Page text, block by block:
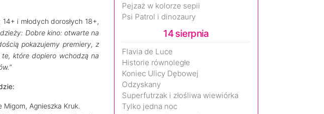
i młodych dorosłych 18+,
Dobre kino: otwarte na
pokazujemy premiery, z
które dopiero wchodzą na
”
Agnieszka Kruk.
Pejzaż w kolorze sepii
Psi Patrol i dinozaury
14 sierpnia
Flavia de Luce
Historie równoległe
Koniec Ulicy Dębowej
Odzyskany
Superfutrzak i złośliwa wiewiórka
Tylko jedna noc